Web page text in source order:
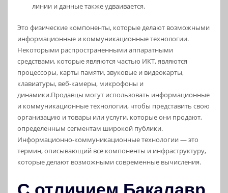
линии и данные также удваивается.
Это физические компоненты, которые делают возможными
информационные и коммуникационные технологии.
Некоторыми распространенными аппаратными
средствами, которые являются частью ИКТ, являются
процессоры, карты памяти, звуковые и видеокарты,
клавиатуры, веб-камеры, микрофоны и
динамики.Продавцы могут использовать информационные
и коммуникационные технологии, чтобы представить свою
организацию и товары или услуги, которые они продают,
определенным сегментам широкой публики.
Информационно-коммуникационные технологии — это
термин, описывающий все компоненты и инфраструктуру,
которые делают возможными современные вычисления.